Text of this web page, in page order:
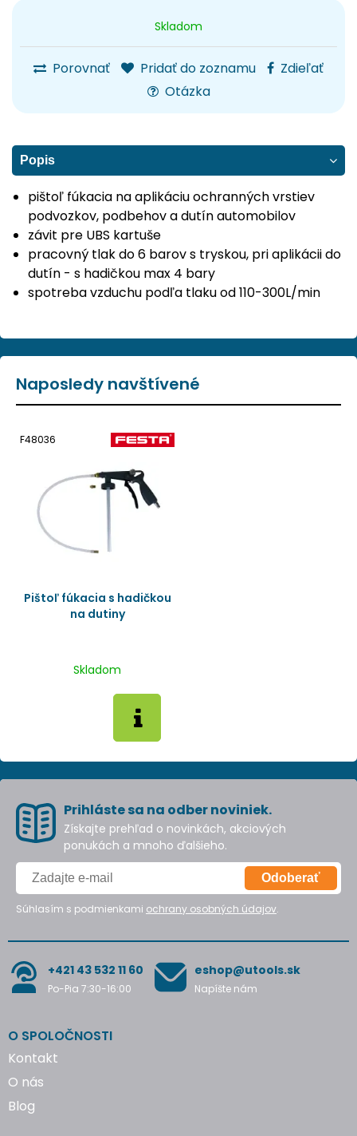
Skladom
Porovnať Pridať do zoznamu
Zdieľať
Otázka
Popis
pištoľ fúkacia na aplikáciu ochranných vrstiev
podvozkov, podbehov a dutín automobilov
závit pre UBS kartuše
pracovný tlak do 6 barov s tryskou, pri aplikácii do
dutín - s hadičkou max 4 bary
spotreba vzduchu podľa tlaku od 110-300L/min
Naposledy navštívené
F48036
Pištoľ fúkacia s hadičkou
na dutiny
Skladom
Prihláste sa na odber noviniek.
Získajte prehľad o novinkách, akciových
ponukách a mnoho ďalšieho.
Odoberať
Súhlasím s podmienkami ochrany osobných údajov.
+421 43 532 11 60
Po-Pia 7:30-16:00
eshop@utools.sk
Napíšte nám
O SPOLOČNOSTI
Kontakt
O nás
Blog